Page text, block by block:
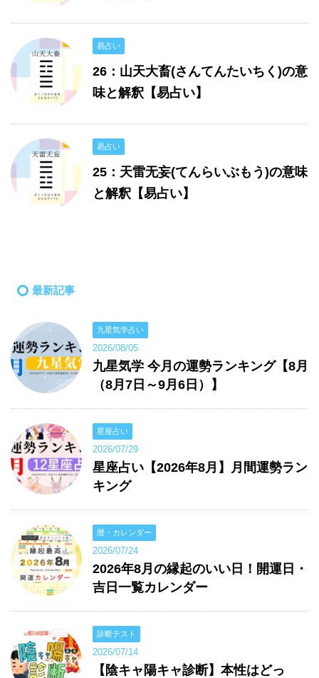
易占い
26：山天大畜(さんてんたいちく)の意
味と解釈【易占い】
易占い
25：天雷无妄(てんらいぶもう)の意味
と解釈【易占い】
最新記事
九星気学占い
2026/08/05
九星気学 今月の運勢ランキング【8月
（8月7日～9月6日）】
星座占い
2026/07/29
星座占い【2026年8月】月間運勢ラン
キング
暦・カレンダー
2026/07/24
2026年8月の縁起のいい日！開運日・
吉日一覧カレンダー
診断テスト
2026/07/14
【陰キャ陽キャ診断】本性はどっ